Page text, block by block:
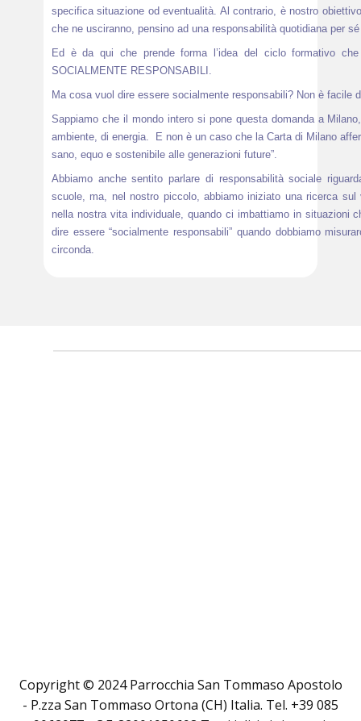
specifica situazione od eventualità. Al contrario, è nostro
che ne usciranno, pensino ad una responsabilità quotidiana per
Ed è da qui che prende forma l’idea del ciclo formativo
SOCIALMENTE RESPONSABILI.
Ma cosa vuol dire essere socialmente responsabili? Non è facile
Sappiamo che il mondo intero si pone questa domanda a
ambiente, di energia. E non è un caso che la Carta di Milano
sano, equo e sostenibile alle generazioni future”.
Abbiamo anche sentito parlare di responsabilità sociale
scuole, ma, nel nostro piccolo, abbiamo iniziato una ricerca
nella nostra vita individuale, quando ci imbattiamo in situazioni
dire essere “socialmente responsabili” quando dobbiamo
circonda.
scelta, ogni nostro comportamento produce conseguenze
Copyright © 2024 Parrocchia San Tommaso Apostolo
- P.zza San Tommaso Ortona (CH) Italia. Tel. +39 085